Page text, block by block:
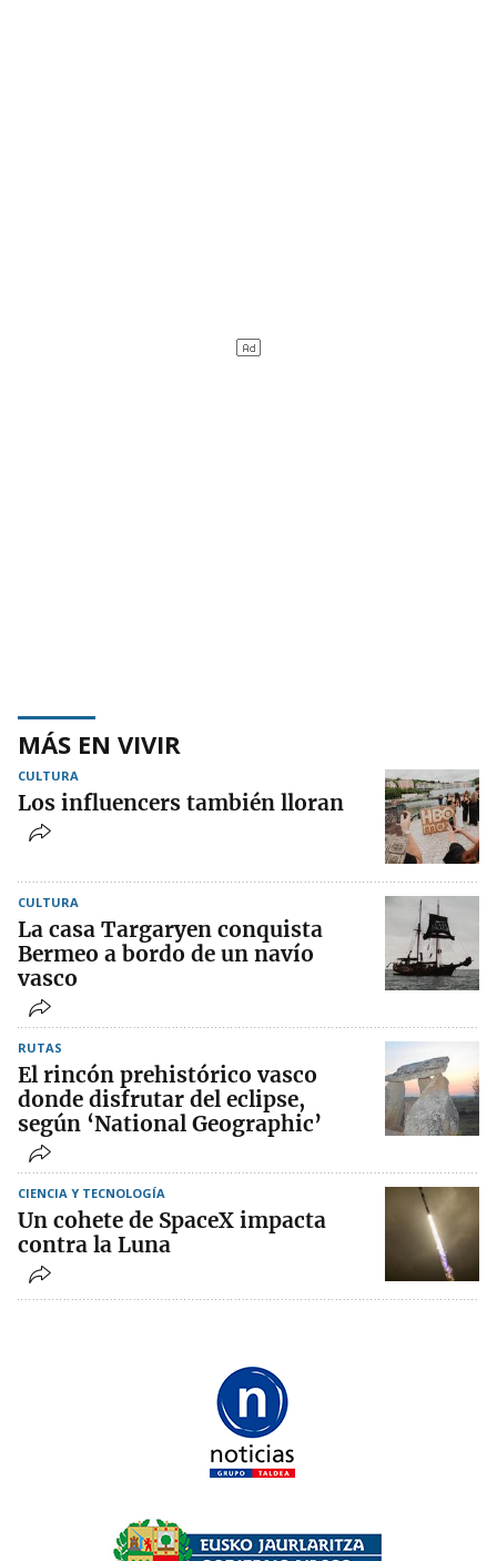
MÁS EN VIVIR
CULTURA
Los influencers también lloran
CULTURA
La casa Targaryen conquista
Bermeo a bordo de un navío
vasco
RUTAS
El rincón prehistórico vasco
donde disfrutar del eclipse,
según ‘National Geographic’
CIENCIA Y TECNOLOGÍA
Un cohete de SpaceX impacta
contra la Luna